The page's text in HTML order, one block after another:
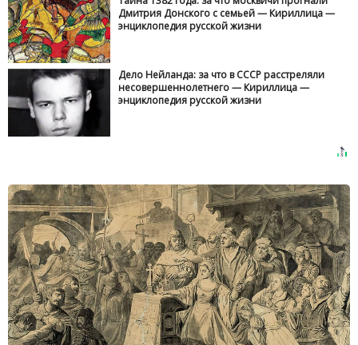
Дмитрия Донского с семьей — Кириллица —
энциклопедия русской жизни
Дело Нейланда: за что в СССР расстреляли
несовершеннолетнего — Кириллица —
энциклопедия русской жизни